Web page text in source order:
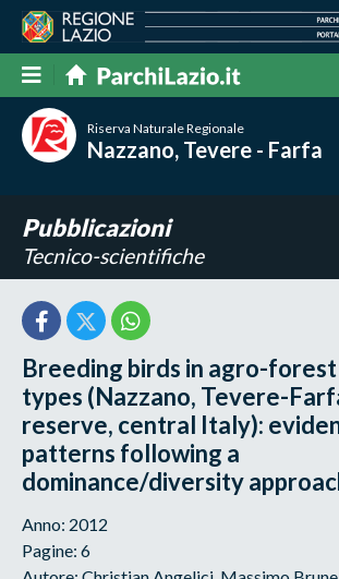
Riserva Naturale Regionale
Nazzano, Tevere - Farfa
Pubblicazioni
Tecnico-scientifiche
Breeding birds in agro-
types (Nazzano, Tevere-
reserve, central Italy):
patterns following a
dominance/diversity
Anno: 2012
Pagine: 6